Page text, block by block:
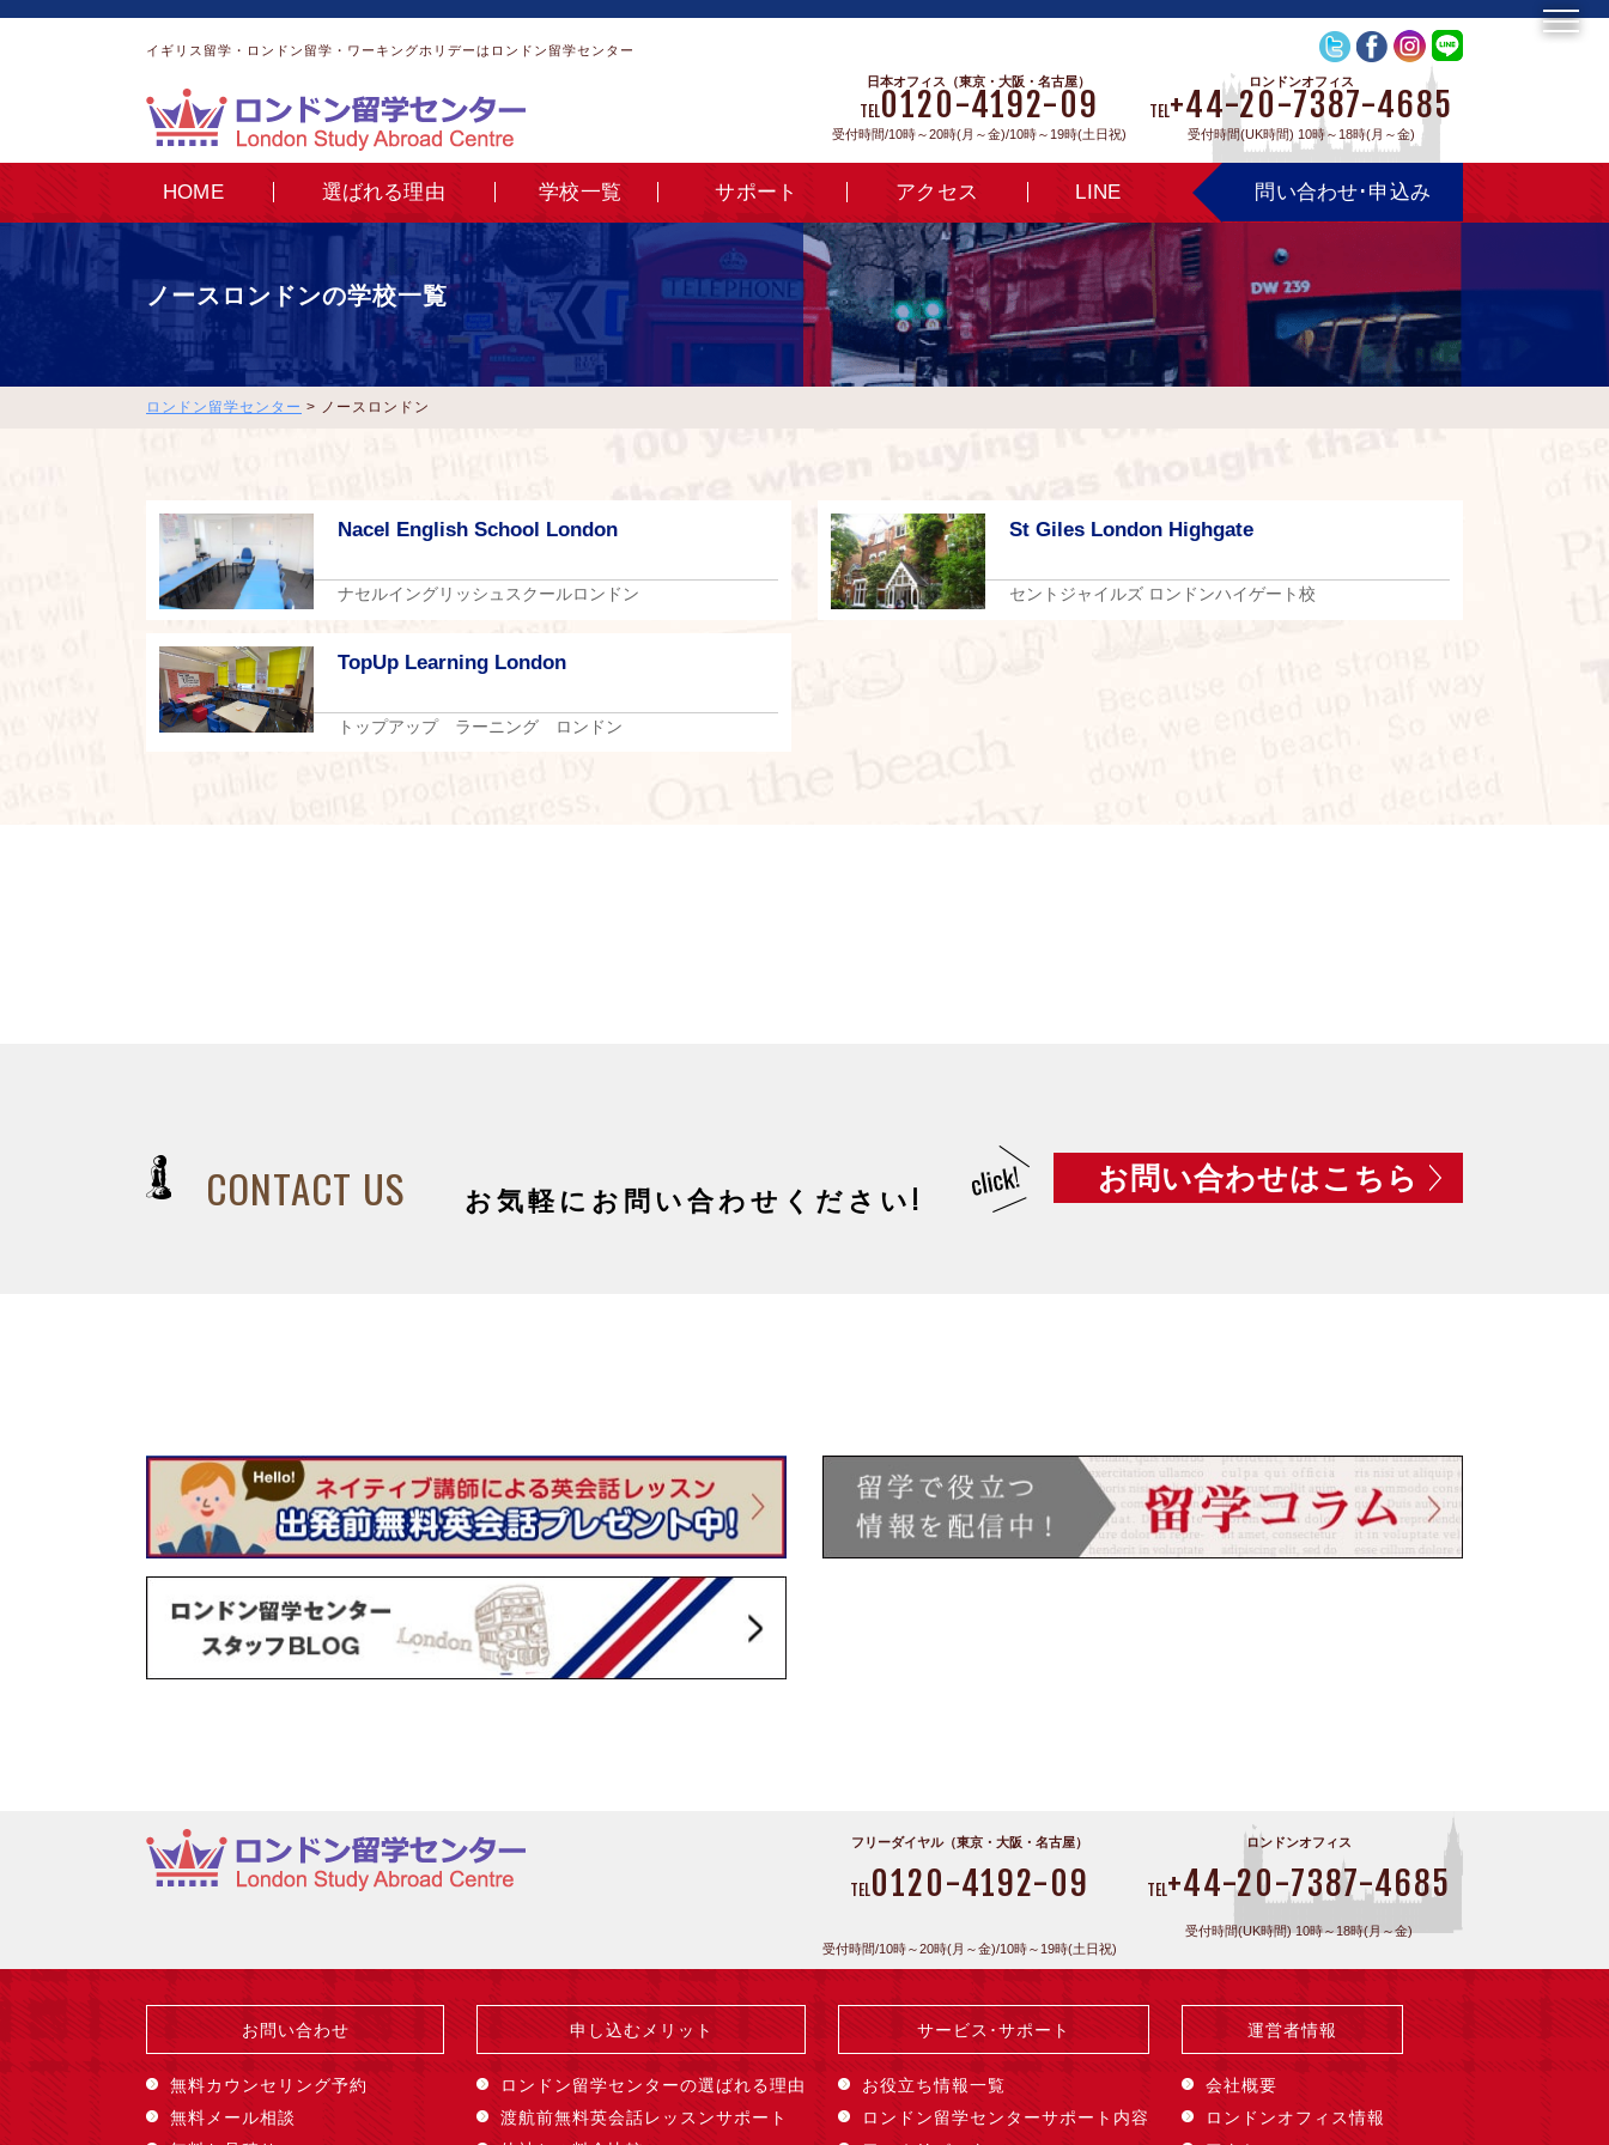
イギリス留学・ロンドン留学・ワーキングホリデーはロンドン留学センター
日本オフィス（東京・大阪・名古屋）
TEL0120-4192-09
受付時間/10時～20時(月～金)/10時～19時(土日祝)
ロンドンオフィス
TEL+44-20-7387-4685
受付時間(UK時間) 10時～18時(月～金)
HOME 選ばれる理由 学校一覧 サポート アクセス LINE 問い合わせ･申込み
ノースロンドンの学校一覧
ロンドン留学センター > ノースロンドン
Nacel English School London
ナセルイングリッシュスクールロンドン
St Giles London Highgate
セントジャイルズ ロンドンハイゲート校
TopUp Learning London
トップアップ ラーニング ロンドン
CONTACT US お気軽にお問い合わせください!
お問い合わせはこちら
フリーダイヤル（東京・大阪・名古屋）
TEL0120-4192-09
受付時間/10時～20時(月～金)/10時～19時(土日祝)
ロンドンオフィス
TEL+44-20-7387-4685
受付時間(UK時間) 10時～18時(月～金)
お問い合わせ
無料カウンセリング予約
無料メール相談
申し込むメリット
ロンドン留学センターの選ばれる理由
渡航前無料英会話レッスンサポート
サービス･サポート
お役立ち情報一覧
ロンドン留学センターサポート内容
運営者情報
会社概要
ロンドンオフィス情報